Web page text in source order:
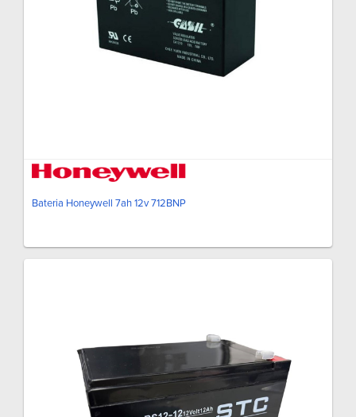
Bateria Honeywell 7ah 12v 712BNP